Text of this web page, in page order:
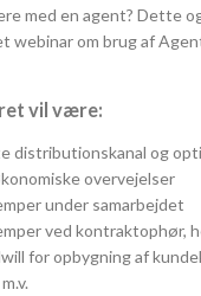
med en agent? Dette
webinar om brug af
vil være:
distributionskanal og
overvejelser
under samarbejdet
ved kontraktophør,
for opbygning af